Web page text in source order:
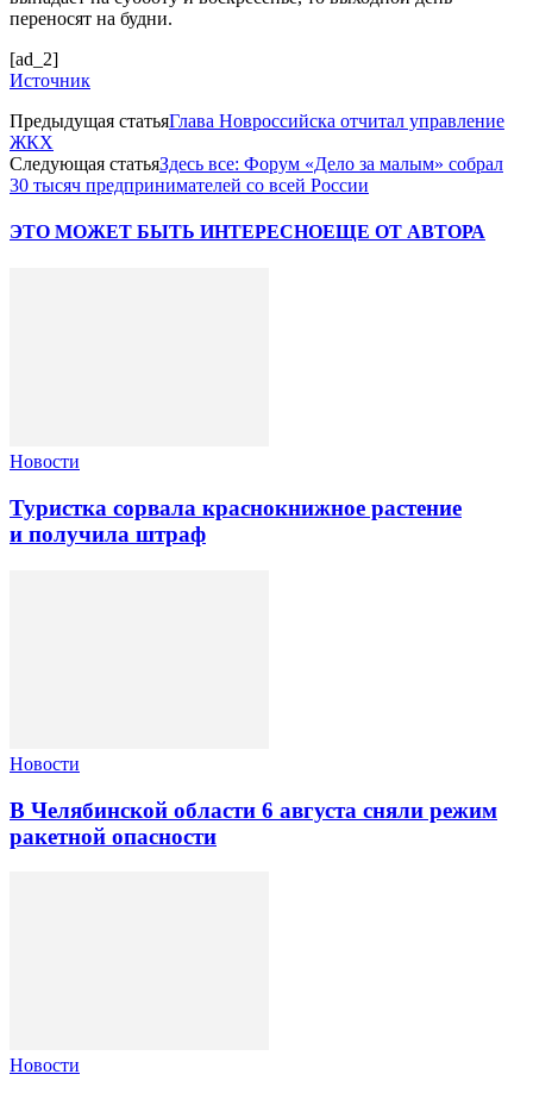
переносят на будни.
[ad_2]
Источник
Предыдущая статьяГлава Новроссийска отчитал управление
ЖКХ
Следующая статьяЗдесь все: Форум «Дело за малым» собрал
30 тысяч предпринимателей со всей России
ЭТО МОЖЕТ БЫТЬ ИНТЕРЕСНОЕЩЕ ОТ АВТОРА
Новости
Туристка сорвала краснокнижное растение
и получила штраф
Новости
В Челябинской области 6 августа сняли режим
ракетной опасности
Новости